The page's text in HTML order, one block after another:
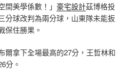
間美學係數！」 豪宅設計茲博格投
分球改判為兩分球，山東隊未能扳
保住勝果。
爾拿下全場最高的27分，王哲林和
分。